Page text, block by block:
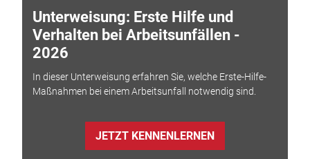
Unterweisung: Erste Hilfe und
Verhalten bei Arbeitsunfällen -
2026
In dieser Unterweisung erfahren Sie, welche Erste-Hilfe-
Maßnahmen bei einem Arbeitsunfall notwendig sind.
JETZT KENNENLERNEN